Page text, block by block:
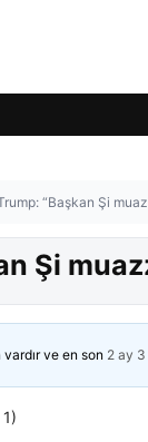
“Başkan Şi
Şi
ve en son 2 ay